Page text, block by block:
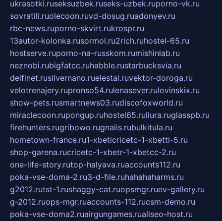
ukrasotki.ruseksuzbek.ruseks-uzbek.ruporno-vk.ru
sovratili.ruolecoon.ruvd-dosug.ruadonyev.ru
rbc-news.ruporno-skvirt.rukrospr.ru
13autor-kolonka.rusormol.ru2rich.ruhostel-65.ru
hostserve.ruporno-na-russkom.rumishinlab.ru
neznobi.rubigfatcc.ruhabble.rustarbucksvia.ru
delfinet.rusilvernano.ruelestal.ruvektor-doroga.ru
velotrenajery.rupronso54.rulenasever.rulovinskix.ru
show-pets.rusmartnews03.rudiscofoxworld.ru
miraclecoon.rupongup.ruhostel65.ruliura.ruglasspb.ru
firehunters.rugribowo.rugnalis.rubulkitula.ru
hometown-france.ru1-xbeticricetc-1-xbetti-5.ru
shop-garena.rucricetc-1-xbetr-1-xbetcc-2.ru
one-life-story.rutop-halyava.ruaccounts112.ru
poka-vse-doma-2.ru3-d-file.ruhahahaharms.ru
g2012.rutst-1.rushaggy-cat.ruopsmgr.ruev-gallery.ru
g-2012.ruops-mgr.ruaccounts-112.rucsm-demo.ru
poka-vse-doma2.ruairgungames.ruallseo-host.ru